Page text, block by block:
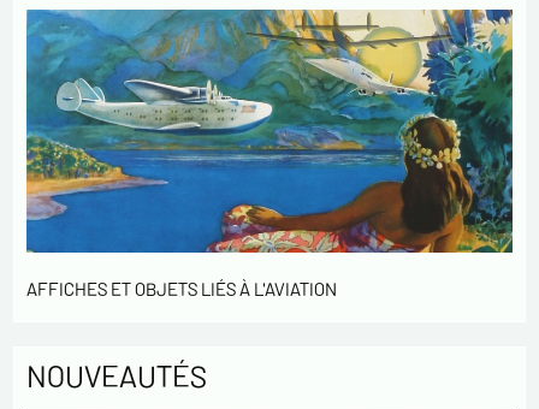
AFFICHES ET OBJETS LIÉS À L'AVIATION
NOUVEAUTÉS